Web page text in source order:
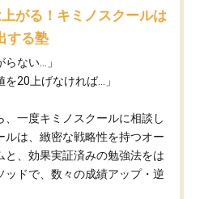
がる！キミノスクールは
する塾
らない…」
を20上げなければ…」
、一度キミノスクールに相談し
ルは、緻密な戦略性を持つオー
と、効果実証済みの勉強法をは
ッドで、数々の成績アップ・逆